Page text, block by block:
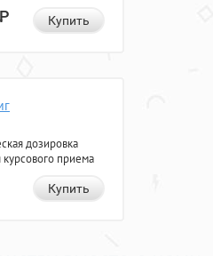
Р Купить
дозировка
курсового приема
Купить